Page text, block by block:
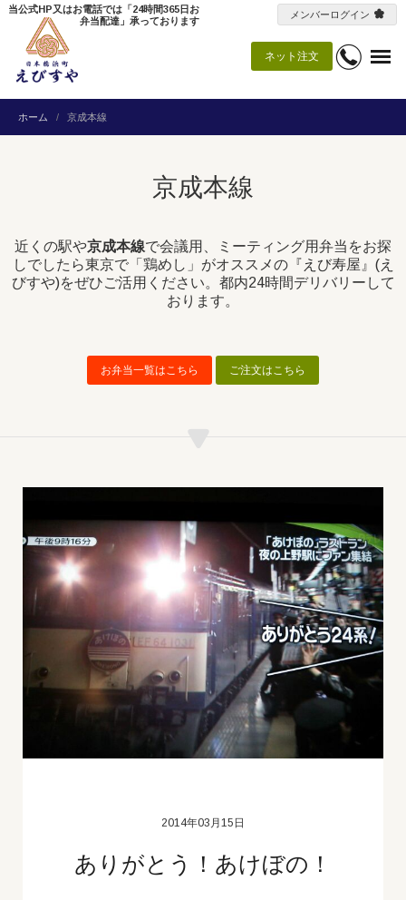
ネット注文
当公式HP又はお電話では「24時間365日お
弁当配達」承っております
メンバーログイン
ホーム 京成本線
京成本線
近くの駅や京成本線で会議用、ミーティング用弁当をお探
しでしたら東京で「鶏めし」がオススメの『えび寿屋』(え
びすや)をぜひご活用ください。都内24時間デリバリーして
おります。
お弁当一覧はこちら ご注文はこちら
2014年03月15日
ありがとう！あけぼの！